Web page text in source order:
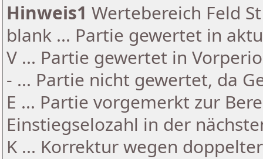
Hinweis1 Wertebereich Feld
blank ... Partie gewertet in
V ... Partie gewertet in
- ... Partie nicht gewertet, da
E ... Partie vorgemerkt zur
Einstiegselozahl in der
K ... Korrektur wegen